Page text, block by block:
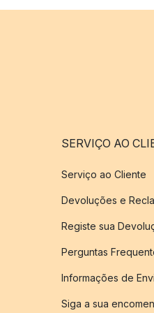
SERVIÇO AO
Serviço ao Cliente
Devoluções e
Registe sua
Perguntas
Informações de
Siga a sua